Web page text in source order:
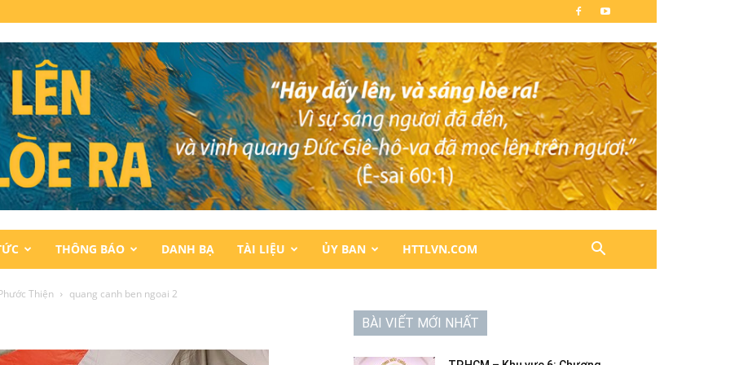
THÔNG BÁO DANH BẠ TÀI LIỆU ỦY BAN HTTLVN.COM
Thiện quang canh ben ngoai 2
BÀI VIẾT MỚI NHẤT